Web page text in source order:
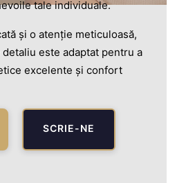
tale individuale.
și o atenție meticuloasă,
este adaptat pentru a
excelente și confort
SCRIE-NE